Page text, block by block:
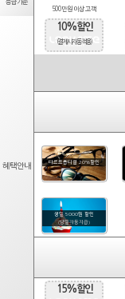
등급기준
500만원 이상 고객
혜택안내
10%할인
(결제시 자동적용)
타르트옵티컬 20%할인
생일 5000원 할인
(당일자동지급)
15%할인